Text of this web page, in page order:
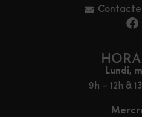
Lundi,
9h – 12h &